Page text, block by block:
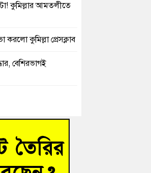
কুমিল্লার আমতলীতে
কুমিল্লা প্রেসক্লাব
বেশিরভাগই
পুকুরে
জুলাই গণঅভ্যুত্থান